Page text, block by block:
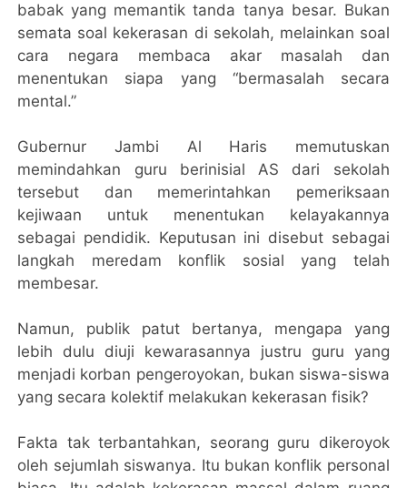
babak yang memantik tanda tanya besar. Bukan
semata soal kekerasan di sekolah, melainkan soal
cara negara membaca akar masalah dan
menentukan siapa yang “bermasalah secara
mental.”
Gubernur Jambi Al Haris memutuskan
memindahkan guru berinisial AS dari sekolah
tersebut dan memerintahkan pemeriksaan
kejiwaan untuk menentukan kelayakannya
sebagai pendidik. Keputusan ini disebut sebagai
langkah meredam konflik sosial yang telah
membesar.
Namun, publik patut bertanya, mengapa yang
lebih dulu diuji kewarasannya justru guru yang
menjadi korban pengeroyokan, bukan siswa-siswa
yang secara kolektif melakukan kekerasan fisik?
Fakta tak terbantahkan, seorang guru dikeroyok
oleh sejumlah siswanya. Itu bukan konflik personal